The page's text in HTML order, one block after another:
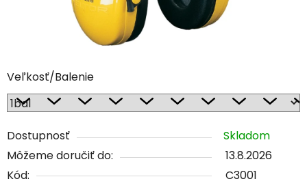
Veľkosť/Balenie
Dostupnosť
Skladom
Môžeme doručiť do:
13.8.2026
Kód:
C3001